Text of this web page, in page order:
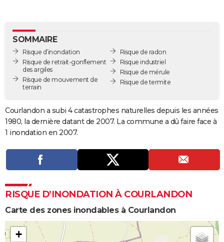
GUIDES D'ACHAT
BONS PLANS
CARTE DE VOEUX
Carte de Noël
Carte Bonne année
Carte Saint-Valentin
Carte Pâques
Carte d'anniversaire
Dictionnaire
Biographies
Citations
Expressions
Proverbes
PROGRAMME TV
COPAINS D'AVANT
S'inscrire
Se connecter
Lycées
Collèges
Primaires
Universités
Entreprises
Service militaire
Avis de recherche
AVIS DE DÉCÈS
Bricolage
Lifestyle
Culture
Sport
Auto
Television
Voyage
Cinema
SOMMAIRE
Risque d’inondation
Risque de retrait-gonflement
des argiles
Risque de mouvement de
terrain
Risque de radon
Risque industriel
Risque de mérule
Risque de termite
Courlandon a subi 4 catastrophes naturelles depuis les années
1980, la dernière datant de 2007. La commune a dû faire face à
1 inondation en 2007.
RISQUE D’INONDATION À COURLANDON
Carte des zones inondables à Courlandon
+